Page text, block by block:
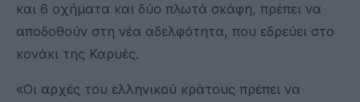
και 6 οχήματα και δύο πλωτά σκάφη, πρέπει να
αποδοθούν στη νέα αδελφότητα, που εδρεύει στο
κονάκι της Καρυές.
«Οι αρχές του ελληνικού κράτους πρέπει να